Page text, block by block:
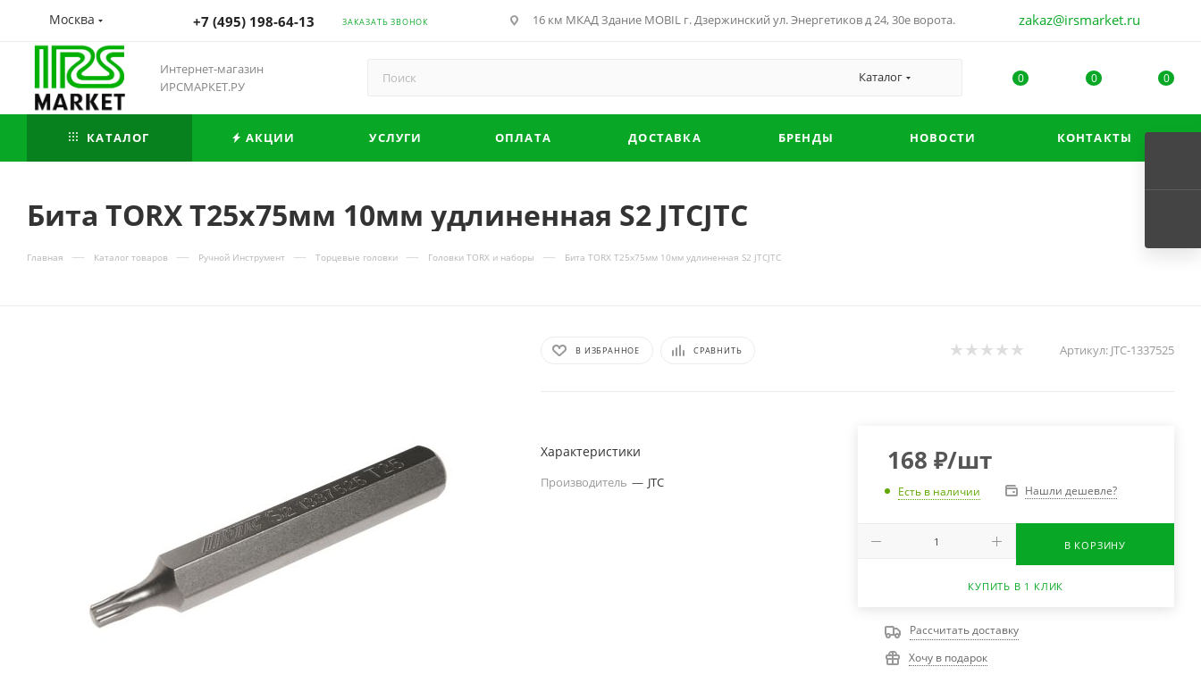
Москва +7 (495) 198-64-13 ЗАКАЗАТЬ ЗВОНОК 16 км МКАД Здание MOBIL г. Дзержинский ул. Энергетиков д 24, 30е ворота. zakaz@irsmarket.ru
Интернет-магазин
ИРСМАРКЕТ.РУ
Каталог 0 0 0
КАТАЛОГ АКЦИИ УСЛУГИ ОПЛАТА ДОСТАВКА БРЕНДЫ НОВОСТИ КОНТАКТЫ
Бита TORX Т25х75мм 10мм удлиненная S2 JTCJTC
Главная — Каталог товаров — Ручной Инструмент — Торцевые головки — Головки TORX и наборы — Бита TORX Т25х75мм 10мм удлиненная S2 JTCJTC
В ИЗБРАННОЕ СРАВНИТЬ Артикул: JTC-1337525
Характеристики
Производитель — JTC
168 ₽/шт
Есть в наличии Нашли дешевле?
В КОРЗИНУ
КУПИТЬ В 1 КЛИК
Рассчитать доставку
Хочу в подарок